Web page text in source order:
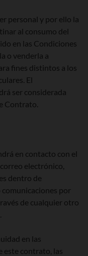
personal y por ello la
al consumo del
en las Condiciones
o venderla a
fines distintos a los
El
ser considerada
Contrato.
en contacto con el
electrónico,
dentro de
comunicaciones por
de cualquier otro
en las
este contrato, las